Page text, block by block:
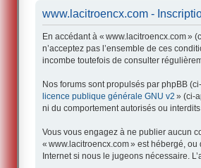
www.lacitroencx.com -
En accédant à « www.lacitroencx.com »
n’acceptez pas l’ensemble de ces
incombe toutefois de consulter
Nos forums sont propulsés par phpBB
licence publique générale GNU v2 » (ci-
ni du comportement autorisés ou
Vous vous engagez à ne publier aucun
« www.lacitroencx.com » est hébergé,
Internet si nous le jugeons nécessaire.